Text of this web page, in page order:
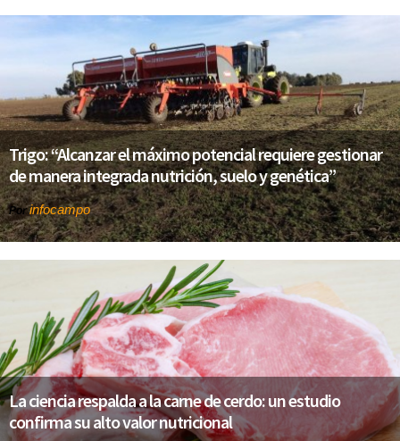
Trigo: “Alcanzar el máximo potencial requiere gestionar
de manera integrada nutrición, suelo y genética”
Porinfocampo
La ciencia respalda a la carne de cerdo: un estudio
confirma su alto valor nutricional